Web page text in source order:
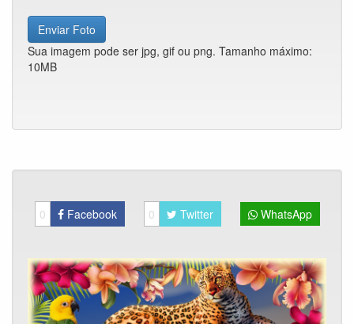
Enviar Foto
Sua imagem pode ser jpg, gif ou png. Tamanho máximo:
10MB
0 Facebook 0 Twitter WhatsApp